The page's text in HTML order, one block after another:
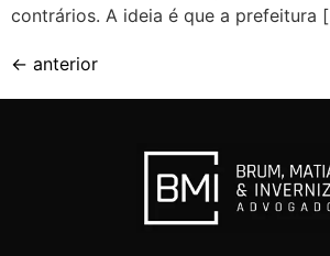
contrários. A ideia é que a prefeitura
← anterior